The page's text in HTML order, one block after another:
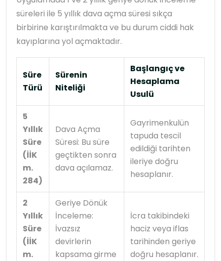
süreleri ile 5 yıllık dava açma süresi sıkça
birbirine karıştırılmakta ve bu durum ciddi hak
kayıplarına yol açmaktadır.
Süre
Türü
Sürenin
Niteliği
Başlangıç ve
Hesaplama
Usulü
5
Yıllık
Süre
(İİK
m.
284)
Dava Açma
Süresi: Bu süre
geçtikten sonra
dava açılamaz.
Gayrimenkulün
tapuda tescil
edildiği tarihten
ileriye doğru
hesaplanır.
2
Yıllık
Süre
(İİK
m.
Geriye Dönük
İnceleme:
İvazsız
devirlerin
kapsama girme
İcra takibindeki
haciz veya iflas
tarihinden geriye
doğru hesaplanır.